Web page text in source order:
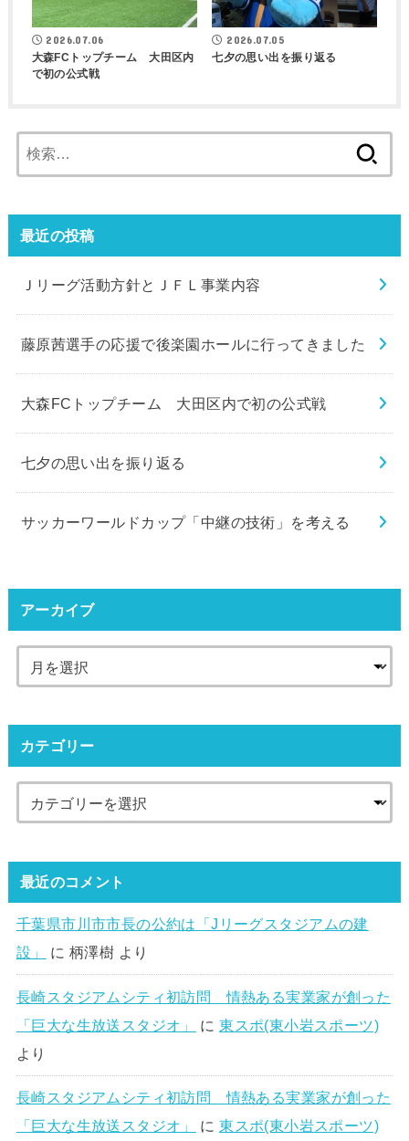
2026.07.06
大森FCトップチーム 大田区内
で初の公式戦
2026.07.05
七夕の思い出を振り返る
索:
最近の投稿
Ｊリーグ活動方針とＪＦＬ事業内容
藤原茜選手の応援で後楽園ホールに行ってきました
大森FCトップチーム 大田区内で初の公式戦
七夕の思い出を振り返る
サッカーワールドカップ「中継の技術」を考える
アーカイブ
カテゴリー
最近のコメント
千葉県市川市市長の公約は「Jリーグスタジアムの建
設」
に 柄澤樹 より
長崎スタジアムシティ初訪問 情熱ある実業家が創った
「巨大な生放送スタジオ」
に東スポ(東小岩スポーツ)
より
長崎スタジアムシティ初訪問 情熱ある実業家が創った
「巨大な生放送スタジオ」
に東スポ(東小岩スポーツ)